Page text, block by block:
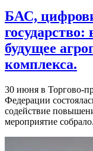
БАС,
будущее
комплекса.
30 июня в Торгово-
Федерации
содействие
мероприятие